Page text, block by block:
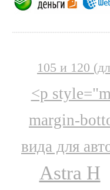
105 и 120
<p
margin-
вида для
Astra H